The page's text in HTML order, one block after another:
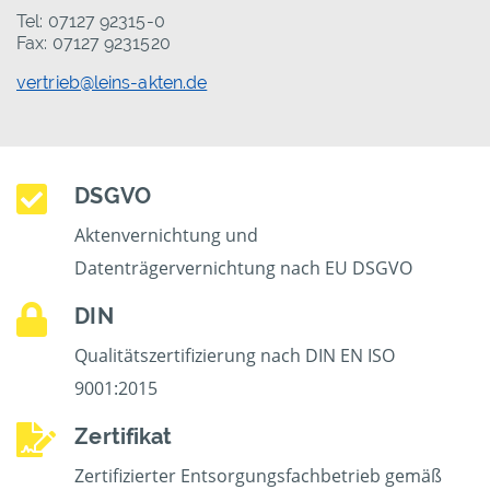
Tel: 07127 92315-0
Fax: 07127 9231520
vertrieb@leins-akten.de
DSGVO
Aktenvernichtung und
Datenträgervernichtung nach EU DSGVO
DIN
Qualitätszertifizierung nach DIN EN ISO
9001:2015
Zertifikat
Zertifizierter Entsorgungsfachbetrieb gemäß